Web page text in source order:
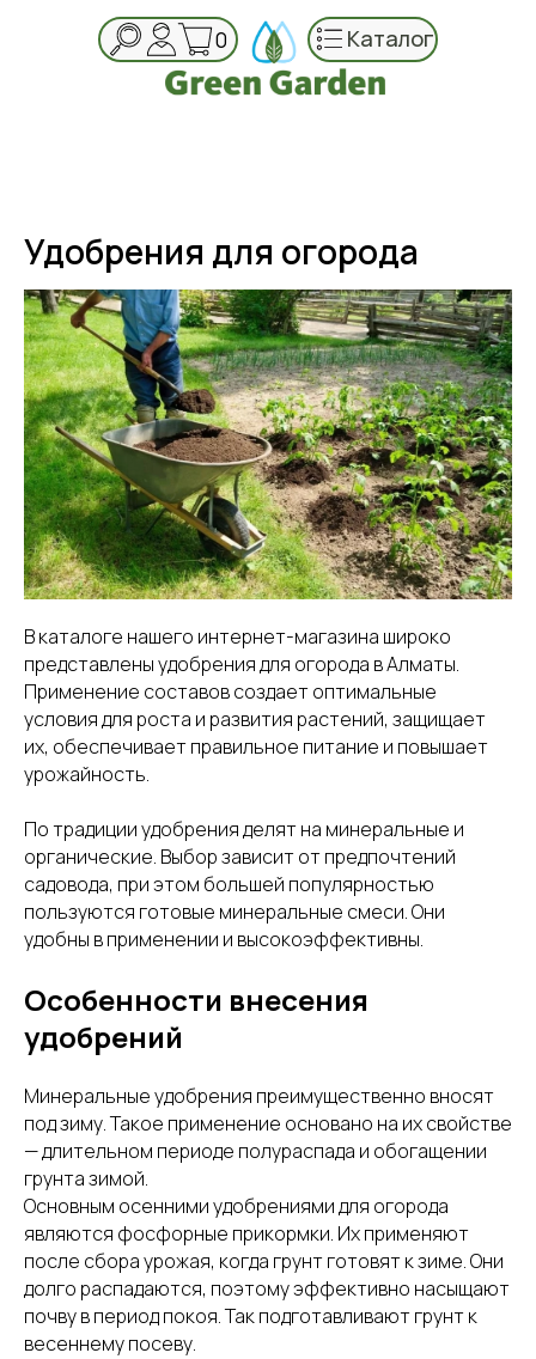
0 Каталог
Удобрения для огорода
В каталоге нашего интернет-магазина широко
представлены удобрения для огорода в Алматы.
Применение составов создает оптимальные
условия для роста и развития растений, защищает
их, обеспечивает правильное питание и повышает
урожайность.
По традиции удобрения делят на минеральные и
органические. Выбор зависит от предпочтений
садовода, при этом большей популярностью
пользуются готовые минеральные смеси. Они
удобны в применении и высокоэффективны.
Особенности внесения
удобрений
Минеральные удобрения преимущественно вносят
под зиму. Такое применение основано на их свойстве
— длительном периоде полураспада и обогащении
грунта зимой.
Основным осенними удобрениями для огорода
являются фосфорные прикормки. Их применяют
после сбора урожая, когда грунт готовят к зиме. Они
долго распадаются, поэтому эффективно насыщают
почву в период покоя. Так подготавливают грунт к
весеннему посеву.